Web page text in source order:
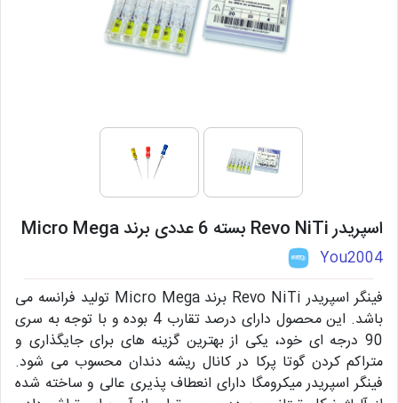
اسپریدر Revo NiTi بسته 6 عددی برند Micro Mega
You2004
فینگر اسپریدر Revo NiTi برند Micro Mega تولید فرانسه می
باشد. این محصول دارای درصد تقارب 4 بوده و با توجه به سری
90 درجه ای خود، یکی از بهترین گزینه های برای جایگذاری و
متراکم کردن گوتا پرکا در کانال ریشه دندان محسوب می شود.
فینگر اسپریدر میکرومگا دارای انعطاف پذیری عالی و ساخته شده